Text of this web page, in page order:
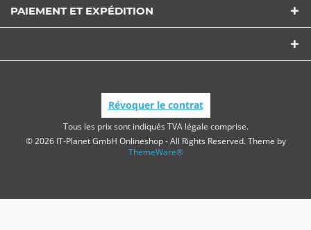
PAIEMENT ET EXPÉDITION
Révoquer le contrat
Tous les prix sont indiqués TVA légale comprise.
© 2026 IT-Planet GmbH Onlineshop - All Rights Reserved. Theme by
ThemeWare®